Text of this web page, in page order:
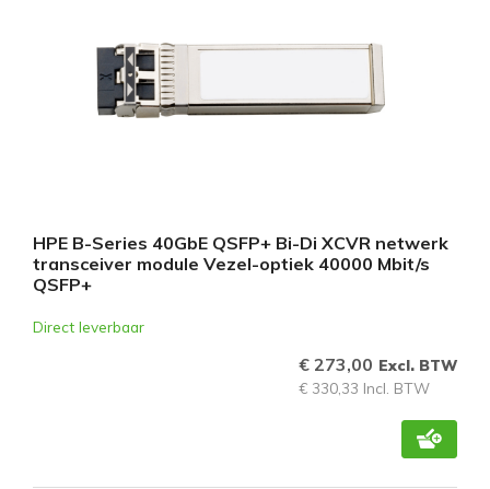
HPE B-Series 40GbE QSFP+ Bi-Di XCVR netwerk
transceiver module Vezel-optiek 40000 Mbit/s
QSFP+
Direct leverbaar
€ 273,00 Excl. BTW
€ 330,33 Incl. BTW